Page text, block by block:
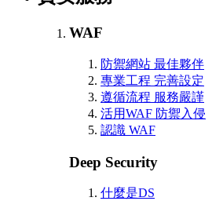
WAF
防禦網站 最佳夥伴
專業工程 完善設定
遵循流程 服務嚴謹
活用WAF 防禦入侵
認識 WAF
Deep Security
什麼是DS